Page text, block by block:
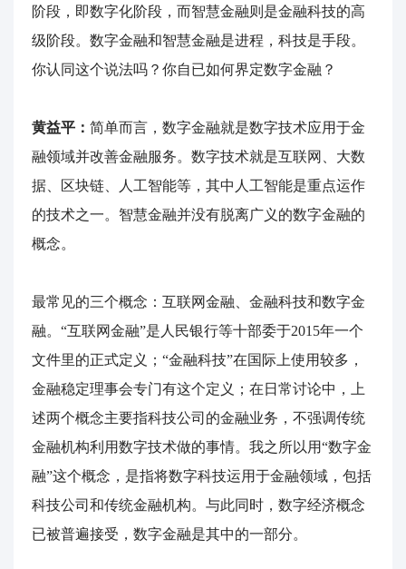
阶段，即数字化阶段，而智慧金融则是金融科技的高
级阶段。数字金融和智慧金融是进程，科技是手段。
你认同这个说法吗？你自已如何界定数字金融？
黄益平： 简单而言，数字金融就是数字技术应用于金
融领域并改善金融服务。数字技术就是互联网、大数
据、区块链、人工智能等，其中人工智能是重点运作
的技术之一。智慧金融并没有脱离广义的数字金融的
概念。
最常见的三个概念：互联网金融、金融科技和数字金
融。“互联网金融”是人民银行等十部委于2015年一个
文件里的正式定义；“金融科技”在国际上使用较多，
金融稳定理事会专门有这个定义；在日常讨论中，上
述两个概念主要指科技公司的金融业务，不强调传统
金融机构利用数字技术做的事情。我之所以用“数字金
融”这个概念，是指将数字科技运用于金融领域，包括
科技公司和传统金融机构。与此同时，数字经济概念
已被普遍接受，数字金融是其中的一部分。